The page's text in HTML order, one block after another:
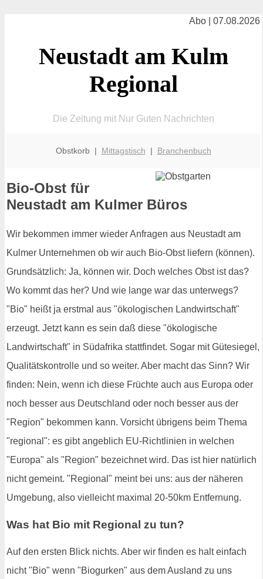
Abo | 07.08.2026
Neustadt am Kulm
Regional
Die Zeitung mit Nur Guten Nachrichten
Obstkorb | Mittagstisch | Branchenbuch
Bio-Obst für
Neustadt am Kulmer Büros
Wir bekommen immer wieder Anfragen aus Neustadt am
Kulmer Unternehmen ob wir auch Bio-Obst liefern (können).
Grundsätzlich: Ja, können wir. Doch welches Obst ist das?
Wo kommt das her? Und wie lange war das unterwegs?
"Bio" heißt ja erstmal aus "ökologischen Landwirtschaft"
erzeugt. Jetzt kann es sein daß diese "ökologische
Landwirtschaft" in Südafrika stattfindet. Sogar mit Gütesiegel,
Qualitätskontrolle und so weiter. Aber macht das Sinn? Wir
finden: Nein, wenn ich diese Früchte auch aus Europa oder
noch besser aus Deutschland oder noch besser aus der
"Region" bekommen kann. Vorsicht übrigens beim Thema
"regional": es gibt angeblich EU-Richtlinien in welchen
"Europa" als "Region" bezeichnet wird. Das ist hier natürlich
nicht gemeint. "Regional" meint bei uns: aus der näheren
Umgebung, also vielleicht maximal 20-50km Entfernung.
Was hat Bio mit Regional zu tun?
Auf den ersten Blick nichts. Aber wir finden es halt einfach
nicht "Bio" wenn "Biogurken" aus dem Ausland zu uns